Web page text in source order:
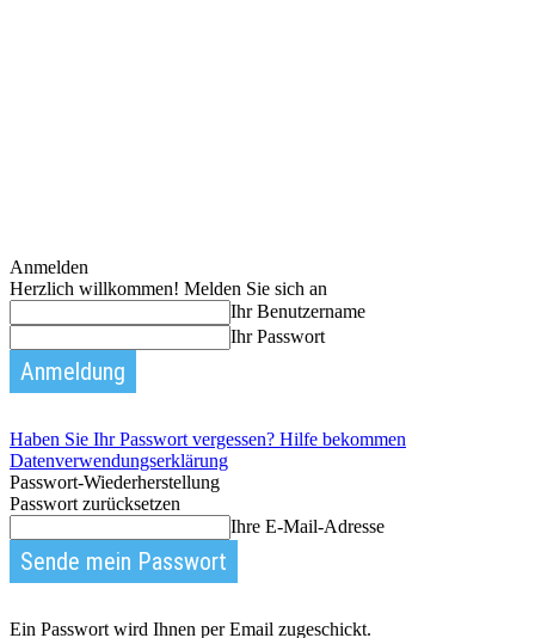
Anmelden
Herzlich willkommen! Melden Sie sich an
Ihr Benutzername
Ihr Passwort
Haben Sie Ihr Passwort vergessen? Hilfe bekommen
Datenverwendungserklärung
Passwort-Wiederherstellung
Passwort zurücksetzen
Ihre E-Mail-Adresse
Ein Passwort wird Ihnen per Email zugeschickt.